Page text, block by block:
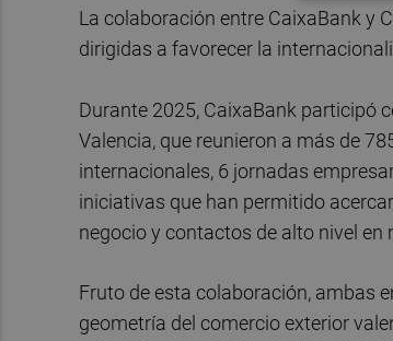
La colaboración entre CaixaBank y
dirigidas a favorecer la
Durante 2025, CaixaBank participó
Valencia, que reunieron a más de
internacionales, 6 jornadas
iniciativas que han permitido
negocio y contactos de alto nivel
Fruto de esta colaboración, ambas
geometría del comercio exterior